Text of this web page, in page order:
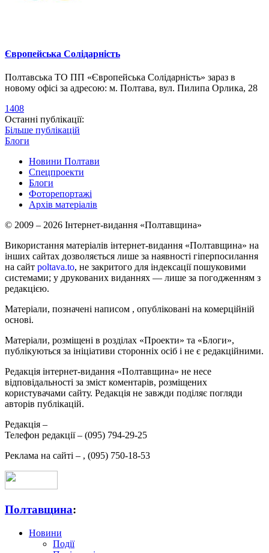
Європейська Солідарність
Полтавська ТО ПП «Європейська Солідарність» зараз в
новому офісі за адресою: м. Полтава, вул. Пилипа Орлика, 28
1408
Останні публікації:
Більше публікацій
Блоги
Новини Полтави
Спецпроекти
Блоги
Фоторепортажі
Архів матеріалів
© 2009 – 2026 Інтернет-видання «Полтавщина»
Використання матеріалів інтернет-видання «Полтавщина» на
інших сайтах дозволяється лише за наявності гіперпосилання
на сайт poltava.to, не закритого для індексації пошуковими
системами; у друкованих виданнях — лише за погодженням з
редакцією.
Матеріали, позначені написом , опубліковані на комерційній
основі.
Матеріали, розміщені в розділах «Проекти» та «Блоги»,
публікуються за ініціативи сторонніх осіб і не є редакційними.
Редакція інтернет-видання «Полтавщина» не несе
відповідальності за зміст коментарів, розміщених
користувачами сайту. Редакція не завжди поділяє погляди
авторів публікацій.
Редакція –
Телефон редакції – (095) 794-29-25
Реклама на сайті – , (095) 750-18-53
Полтавщина:
Новини
Події